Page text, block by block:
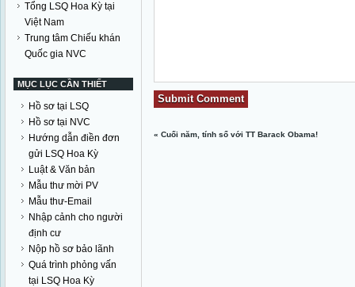
Tổng LSQ Hoa Kỳ tại
Việt Nam
Trung tâm Chiếu khán
Quốc gia NVC
MỤC LỤC CẦN THIẾT
Hồ sơ tại LSQ
Hồ sơ tại NVC
Hướng dẫn điền đơn
gửi LSQ Hoa Kỳ
Luật & Văn bản
Mẫu thư mời PV
Mẫu thư-Email
Nhập cảnh cho người
định cư
Nộp hồ sơ bảo lãnh
Quá trình phỏng vấn
tại LSQ Hoa Kỳ
«Cuối năm, tính sổ với TT Barack Obama!